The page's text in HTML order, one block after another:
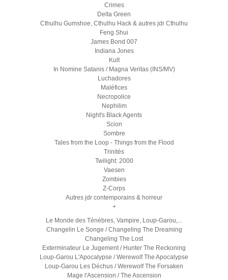
Crimes
Delta Green
Cthulhu Gumshoe, Cthulhu Hack & autres jdr Cthulhu
Feng Shui
James Bond 007
Indiana Jones
Kult
In Nomine Satanis / Magna Veritas (INS/MV)
Luchadores
Maléfices
Necropolice
Nephilim
Night's Black Agents
Scion
Sombre
Tales from the Loop - Things from the Flood
Trinités
Twilight: 2000
Vaesen
Zombies
Z-Corps
Autres jdr contemporains & horreur
+
Le Monde des Ténèbres, Vampire, Loup-Garou,...
Changelin Le Songe / Changeling The Dreaming
Changeling The Lost
Exterminateur Le Jugement / Hunter The Reckoning
Loup-Garou L'Apocalypse / Werewolf The Apocalypse
Loup-Garou Les Déchus / Werewolf The Forsaken
Mage l'Ascension / The Ascension